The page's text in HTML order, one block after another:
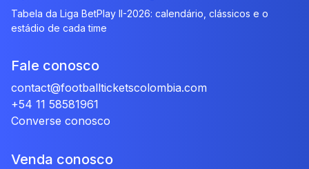
Tabela da Liga BetPlay II-2026: calendário, clássicos e o
estádio de cada time
Fale conosco
contact@footballticketscolombia.com
+54 11 58581961
Converse conosco
Venda conosco